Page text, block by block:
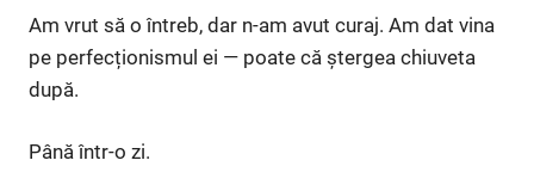
Am vrut să o întreb, dar n-am avut curaj. Am dat vina
pe perfecționismul ei — poate că ștergea chiuveta
după.
Până într-o zi.